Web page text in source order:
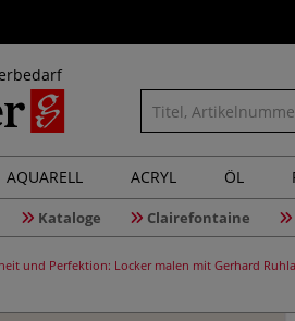
AQUARELL ACRYL ÖL
Kataloge Clairefontaine
und Perfektion: Locker malen mit Gerhard